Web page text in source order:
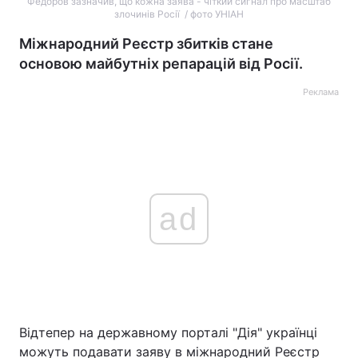
злочинів Росії / фото УНІАН
Міжнародний Реєстр збитків стане
основою майбутніх репарацій від Росії.
Реклама
ad
Відтепер на державному порталі "Дія" українці
можуть подавати заяву в міжнародний Реєстр